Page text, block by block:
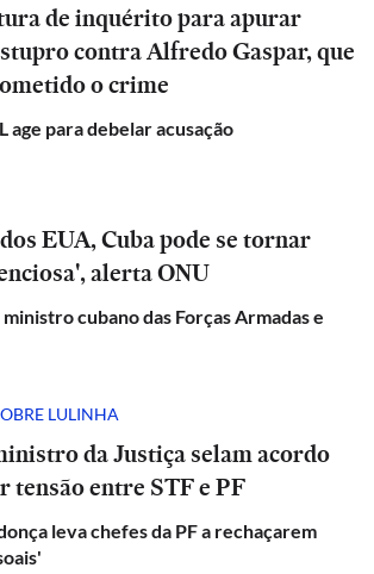
de inquérito para apurar
contra Alfredo Gaspar, que
o crime
age para debelar acusação
EUA, Cuba pode se tornar
alerta ONU
cubano das Forças Armadas e
LULINHA
da Justiça selam acordo
tensão entre STF e PF
leva chefes da PF a rechaçarem